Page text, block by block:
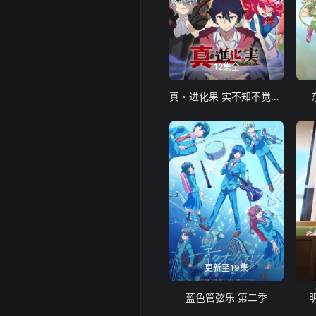
12集全
真・进化果 实不知不觉踏上胜利的人生
更新至19集
蓝色管弦乐 第二季